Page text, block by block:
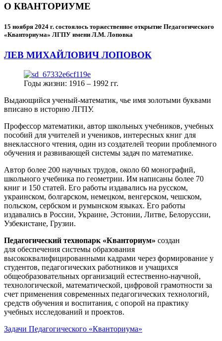
О КВАНТОРИУМЕ
15 ноября 2024 г. состоялось торжественное открытие Педагогического
«Кванториума» ЛГПУ имени Л.М. Лоповка
ЛЕВ МИХАЙЛОВИЧ ЛОПОВОК
Годы жизни: 1916 – 1992 гг.
Выдающийся ученый-математик, чье имя золотыми буквами
вписано в историю ЛГПУ.
Профессор математики, автор школьных учебников, учебных
пособий для учителей и учеников, интересных книг для
внеклассного чтения, один из создателей теории проблемного
обучения и развивающей системы задач по математике.
Автор более 200 научных трудов, около 60 монографий,
школьного учебника по геометрии. Им написаны более 70
книг и 150 статей. Его работы издавались на русском,
украинском, болгарском, немецком, венгерском, чешском,
польском, сербском и румынском языках. Его работы
издавались в России, Украине, Эстонии, Литве, Белоруссии,
Узбекистане, Грузии.
Педагогический технопарк «Кванториум» создан
для обеспечения системы образования
высококвалифицированными кадрами через формирование у
студентов, педагогических работников и учащихся
общеобразовательных организаций естественно-научной,
технологической, математической, цифровой грамотности за
счет применения современных педагогических технологий,
средств обучения и воспитания, с опорой на практику
учебных исследований и проектов.
Задачи Педагогического «Кванториума»